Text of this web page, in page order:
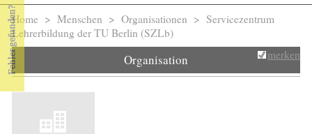
Sie sind hier
Home > Menschen > Organisationen > Servicezentrum
Lehrerbildung der TU Berlin (SZLb)
Organisation merken